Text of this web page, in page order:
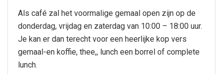
Als café zal het voormalige gemaal open zijn op de
donderdag, vrijdag en zaterdag van 10:00 – 18:00 uur.
Je kan er dan terecht voor een heerlijke kop vers
gemaal-en koffie, thee,, lunch een borrel of complete
lunch.